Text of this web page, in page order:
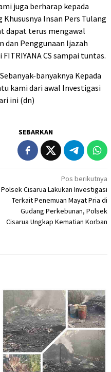
juga berharap kepada
Insan Pers Tulang
dapat terus mengawal
dan Penggunaan Ijazah
CS sampai tuntas.
banyaknya Kepada
kami dari awal Investigasi
ini (dn)
SEBARKAN
Pos berikutnya
Polsek Cisarua Lakukan Investigasi
Terkait Penemuan Mayat Pria di
Gudang Perkebunan, Polsek
Cisarua Ungkap Kematian Korban